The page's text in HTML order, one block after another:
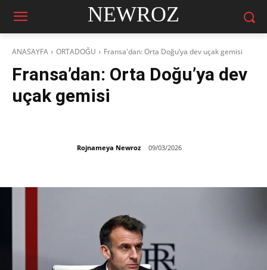
NEWROZ
ANASAYFA ORTADOĞU Fransa'dan: Orta Doğu’ya dev uçak gemisi
Fransa’dan: Orta Doğu’ya dev
uçak gemisi
Rojnameya Newroz 09/03/2026